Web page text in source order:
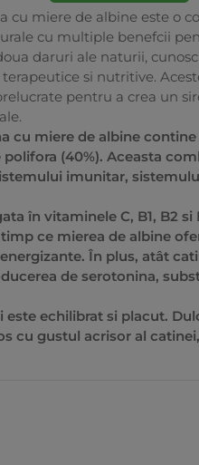
cu miere de albine este o
cu multiple benefcii
daruri ale naturii,
si nutritive.
pentru a crea un
cu miere de albine
polifora (40%). Aceasta
imunitar,
în vitaminele C, B1, B2
ce mierea de albine
În plus, atât
de serotonina,
este echilibrat si placut.
cu gustul acrisor al